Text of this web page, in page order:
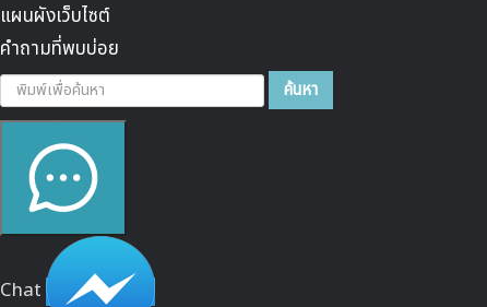
แผนผังเว็บไซต์
คำถามที่พบบ่อย
ค้นหา... ค้นหา
Chat